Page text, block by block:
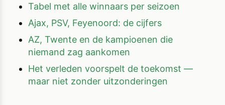
Tabel met alle winnaars per seizoen
Ajax, PSV, Feyenoord: de cijfers
AZ, Twente en de kampioenen die
niemand zag aankomen
Het verleden voorspelt de toekomst —
maar niet zonder uitzonderingen